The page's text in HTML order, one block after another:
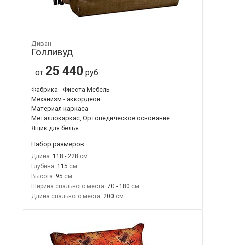
Диван
Голливуд
от 25 440 руб.
Фабрика - Фиеста Мебель
Механизм - аккордеон
Материал каркаса -
Металлокаркас, Ортопедическое основание
Ящик для белья
Набор размеров
Длина: 118 - 228
Глубина: 115
Высота: 95
Ширина спального места: 70 - 180
Длина спального места: 200